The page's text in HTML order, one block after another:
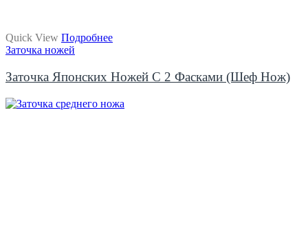
Quick View Подробнее
Заточка ножей
Заточка Японских Ножей С 2 Фасками (шеф Нож)